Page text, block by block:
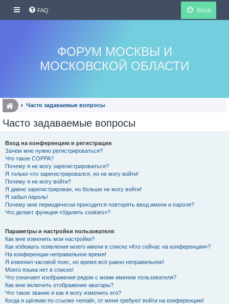
FAQ Вход
ФОРУМ МОСКВЫ И
МОСКОВСКОЙ ОБЛАСТИ
Часто задаваемые вопросы
Часто задаваемые вопросы
Вход на конференцию и регистрация
Зачем мне нужно регистрироваться?
Что такое COPPA?
Почему я не могу зарегистрироваться?
Я только что зарегистрировался, но не могу войти!
Почему я не могу войти?
Я давно зарегистрирован, но больше не могу войти!
Я забыл пароль!
Почему мне периодически приходится повторять ввод имени и пароля?
Что делает функция «Удалить cookies»?
Параметры и настройки пользователя
Как мне изменить мои настройки?
Как избежать появления моего имени в списке «Кто сейчас на конференции»?
На конференции неправильное время!
Я изменил часовой пояс, но время всё равно неправильное!
Моего языка нет в списке!
Что означают изображения рядом с моим именем пользователя?
Как мне включить отображение аватары?
Что такое звание и как я могу изменить его?
Когда я щёлкаю по ссылке «email», от меня требуют войти на конференцию!